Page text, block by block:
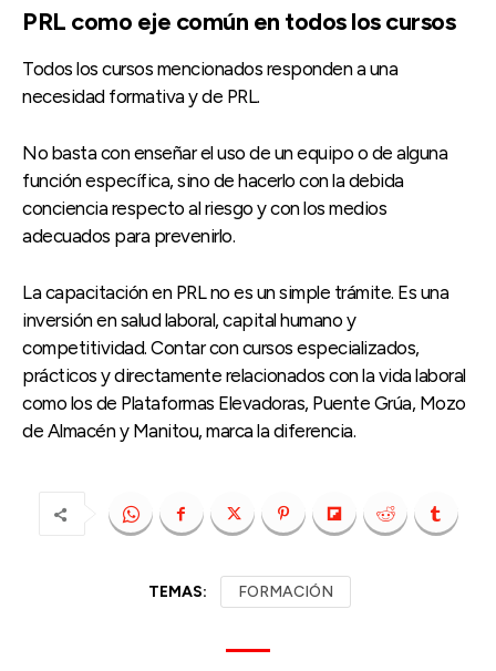
PRL como eje común en todos los cursos
Todos los cursos mencionados responden a una
necesidad formativa y de PRL.
No basta con enseñar el uso de un equipo o de alguna
función específica, sino de hacerlo con la debida
conciencia respecto al riesgo y con los medios
adecuados para prevenirlo.
La capacitación en PRL no es un simple trámite. Es una
inversión en salud laboral, capital humano y
competitividad. Contar con cursos especializados,
prácticos y directamente relacionados con la vida laboral
como los de Plataformas Elevadoras, Puente Grúa, Mozo
de Almacén y Manitou, marca la diferencia.
TEMAS: FORMACIÓN